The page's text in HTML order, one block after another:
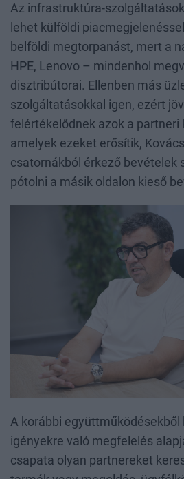
Az infrastruktúra-
lehet külföldi
belföldi megtorpanást, mert a
HPE, Lenovo – mindenhol
disztribútorai. Ellenben más
szolgáltatásokkal igen, ezért
felértékelődnek azok a partneri
amelyek ezeket erősítik,
csatornákból érkező bevételek
pótolni a másik oldalon kieső
A korábbi együttműködésekből
igényekre való megfelelés
csapata olyan partnereket